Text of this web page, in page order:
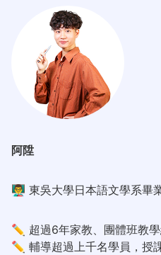
阿陞
👨‍🏫 東吳大學日本語文學系畢
✏️ 超過6年家教、團體班教
✏️ 輔導超過上千名學員，授